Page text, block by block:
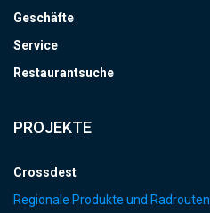
Geschäfte
Service
Restaurantsuche
PROJEKTE
Crossdest
Regionale Produkte und Radrouten